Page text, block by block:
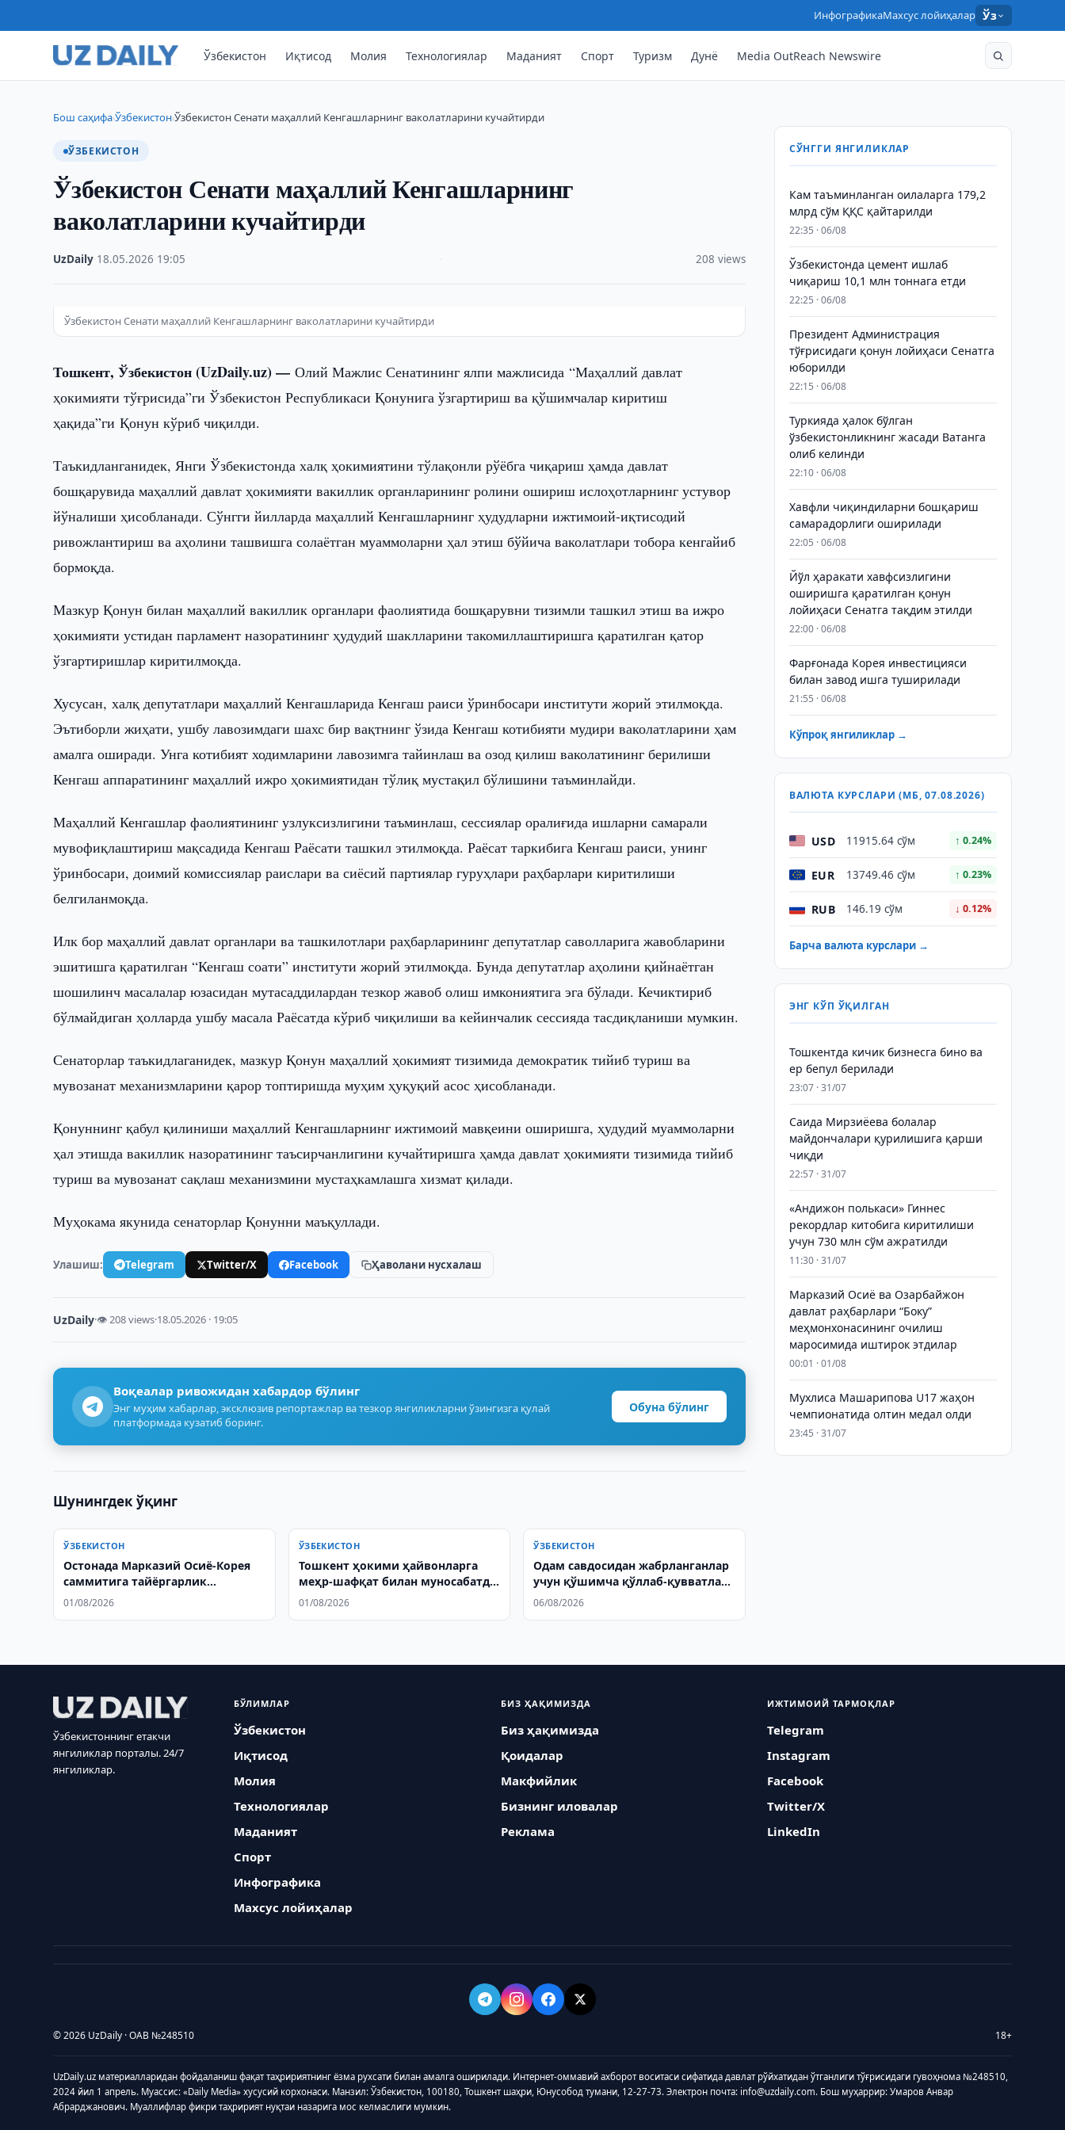
ИнфографикаМахсус лойиҳалар Ўз
Ўзбекистон Иқтисод Молия Технологиялар Маданият Спорт Туризм Дунё Media OutReach Newswire
Бош саҳифа›Ўзбекистон›Ўзбекистон Сенати маҳаллий Кенгашларнинг ваколатларини кучайтирди
ЎЗБЕКИСТОН
Ўзбекистон Сенати маҳаллий Кенгашларнинг
ваколатларини кучайтирди
UzDaily 18.05.2026 19:05 208 views
Ўзбекистон Сенати маҳаллий Кенгашларнинг ваколатларини кучайтирди
Тошкент, Ўзбекистон (UzDaily.uz) —Олий Мажлис Сенатининг ялпи мажлисида “Маҳаллий давлат
ҳокимияти тўғрисида”ги Ўзбекистон Республикаси Қонунига ўзгартириш ва қўшимчалар киритиш
ҳақида”ги Қонун кўриб чиқилди.
Таъкидланганидек, Янги Ўзбекистонда халқ ҳокимиятини тўлақонли рўёбга чиқариш ҳамда давлат
бошқарувида маҳаллий давлат ҳокимияти вакиллик органларининг ролини ошириш ислоҳотларнинг устувор
йўналиши ҳисобланади. Сўнгги йилларда маҳаллий Кенгашларнинг ҳудудларни ижтимоий-иқтисодий
ривожлантириш ва аҳолини ташвишга солаётган муаммоларни ҳал этиш бўйича ваколатлари тобора кенгайиб
бормоқда.
Мазкур Қонун билан маҳаллий вакиллик органлари фаолиятида бошқарувни тизимли ташкил этиш ва ижро
ҳокимияти устидан парламент назоратининг ҳудудий шаклларини такомиллаштиришга қаратилган қатор
ўзгартиришлар киритилмоқда.
Хусусан, халқ депутатлари маҳаллий Кенгашларида Кенгаш раиси ўринбосари институти жорий этилмоқда.
Эътиборли жиҳати, ушбу лавозимдаги шахс бир вақтнинг ўзида Кенгаш котибияти мудири ваколатларини ҳам
амалга оширади. Унга котибият ходимларини лавозимга тайинлаш ва озод қилиш ваколатининг берилиши
Кенгаш аппаратининг маҳаллий ижро ҳокимиятидан тўлиқ мустақил бўлишини таъминлайди.
Маҳаллий Кенгашлар фаолиятининг узлуксизлигини таъминлаш, сессиялар оралиғида ишларни самарали
мувофиқлаштириш мақсадида Кенгаш Раёсати ташкил этилмоқда. Раёсат таркибига Кенгаш раиси, унинг
ўринбосари, доимий комиссиялар раислари ва сиёсий партиялар гуруҳлари раҳбарлари киритилиши
белгиланмоқда.
Илк бор маҳаллий давлат органлари ва ташкилотлари раҳбарларининг депутатлар саволларига жавобларини
эшитишга қаратилган “Кенгаш соати” институти жорий этилмоқда. Бунда депутатлар аҳолини қийнаётган
шошилинч масалалар юзасидан мутасаддилардан тезкор жавоб олиш имкониятига эга бўлади. Кечиктириб
бўлмайдиган ҳолларда ушбу масала Раёсатда кўриб чиқилиши ва кейинчалик сессияда тасдиқланиши мумкин.
Сенаторлар таъкидлаганидек, мазкур Қонун маҳаллий ҳокимият тизимида демократик тийиб туриш ва
мувозанат механизмларини қарор топтиришда муҳим ҳуқуқий асос ҳисобланади.
Қонуннинг қабул қилиниши маҳаллий Кенгашларнинг ижтимоий мавқеини оширишга, ҳудудий муаммоларни
ҳал этишда вакиллик назоратининг таъсирчанлигини кучайтиришга ҳамда давлат ҳокимияти тизимида тийиб
туриш ва мувозанат сақлаш механизмини мустаҳкамлашга хизмат қилади.
Муҳокама якунида сенаторлар Қонунни маъқуллади.
Улашиш: Telegram Twitter/X Facebook Ҳаволани нусхалаш
UzDaily·👁 208 views·18.05.2026 · 19:05
Воқеалар ривожидан хабардор бўлинг
Энг муҳим хабарлар, эксклюзив репортажлар ва тезкор янгиликларни ўзингизга қулай
платформада кузатиб боринг.
Обуна бўлинг
Шунингдек ўқинг
ЎЗБЕКИСТОН
Остонада Марказий Осиё-Корея
саммитига тайёргарлик
муҳокама қилинди
01/08/2026
ЎЗБЕКИСТОН
Тошкент ҳокими ҳайвонларга
меҳр-шафқат билан муносабатда
бўлишга чақирди
01/08/2026
ЎЗБЕКИСТОН
Одам савдосидан жабрланганлар
учун қўшимча қўллаб-қувватлаш
чоралари жорий этилади
06/08/2026
СЎНГГИ ЯНГИЛИКЛАР
Кам таъминланган оилаларга 179,2
млрд сўм ҚҚС қайтарилди
22:35 · 06/08
Ўзбекистонда цемент ишлаб
чиқариш 10,1 млн тоннага етди
22:25 · 06/08
Президент Администрация
тўғрисидаги қонун лойиҳаси Сенатга
юборилди
22:15 · 06/08
Туркияда ҳалок бўлган
ўзбекистонликнинг жасади Ватанга
олиб келинди
22:10 · 06/08
Хавфли чиқиндиларни бошқариш
самарадорлиги оширилади
22:05 · 06/08
Йўл ҳаракати хавфсизлигини
оширишга қаратилган қонун
лойиҳаси Сенатга тақдим этилди
22:00 · 06/08
Фарғонада Корея инвестицияси
билан завод ишга туширилади
21:55 · 06/08
Кўпроқ янгиликлар →
ВАЛЮТА КУРСЛАРИ (МБ, 07.08.2026)
USD 11915.64 сўм ↑ 0.24%
EUR 13749.46 сўм ↑ 0.23%
RUB 146.19 сўм ↓ 0.12%
Барча валюта курслари →
ЭНГ КЎП ЎҚИЛГАН
Тошкентда кичик бизнесга бино ва
ер бепул берилади
23:07 · 31/07
Саида Мирзиёева болалар
майдончалари қурилишига қарши
чиқди
22:57 · 31/07
«Андижон полькаси» Гиннес
рекордлар китобига киритилиши
учун 730 млн сўм ажратилди
11:30 · 31/07
Марказий Осиё ва Озарбайжон
давлат раҳбарлари “Боку”
меҳмонхонасининг очилиш
маросимида иштирок этдилар
00:01 · 01/08
Мухлиса Машарипова U17 жаҳон
чемпионатида олтин медал олди
23:45 · 31/07
Ўзбекистоннинг етакчи
янгиликлар порталы. 24/7
янгиликлар.
БЎЛИМЛАР
Ўзбекистон
Иқтисод
Молия
Технологиялар
Маданият
Спорт
Инфографика
Махсус лойиҳалар
БИЗ ҲАҚИМИЗДА
Биз ҳақимизда
Қоидалар
Макфийлик
Бизнинг иловалар
Реклама
ИЖТИМОИЙ ТАРМОҚЛАР
Telegram
Instagram
Facebook
Twitter/X
LinkedIn
© 2026 UzDaily · ОАВ №248510 18+
UzDaily.uz материалларидан фойдаланиш фақат таҳририятнинг ёзма рухсати билан амалга оширилади. Интернет-оммавий ахборот воситаси сифатида давлат рўйхатидан ўтганлиги тўғрисидаги гувоҳнома №248510,
2024 йил 1 апрель. Муассис: «Daily Media» хусусий корхонаси. Манзил: Ўзбекистон, 100180, Тошкент шаҳри, Юнусобод тумани, 12-27-73. Электрон почта: info@uzdaily.com. Бош муҳаррир: Умаров Анвар
Абрарджанович. Муаллифлар фикри таҳририят нуқтаи назарига мос келмаслиги мумкин.